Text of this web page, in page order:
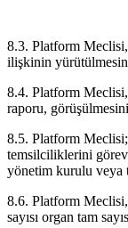
8.3. Platform
ilişkinin
8.4. Platform
raporu,
8.5. Platform
temsilciliklerini
yönetim kurulu veya
8.6. Platform Meclisi,
sayısı organ tam